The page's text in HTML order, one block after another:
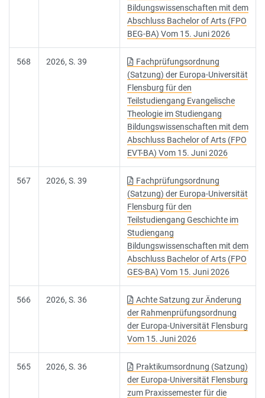
Bildungswissenschaften mit dem
Abschluss Bachelor of Arts (FPO
BEG-BA) Vom 15. Juni 2026
568 2026, S. 39
Fachprüfungsordnung
(Satzung) der Europa-Universität
Flensburg für den
Teilstudiengang Evangelische
Theologie im Studiengang
Bildungswissenschaften mit dem
Abschluss Bachelor of Arts (FPO
EVT-BA) Vom 15. Juni 2026
567 2026, S. 39
Fachprüfungsordnung
(Satzung) der Europa-Universität
Flensburg für den
Teilstudiengang Geschichte im
Studiengang
Bildungswissenschaften mit dem
Abschluss Bachelor of Arts (FPO
GES-BA) Vom 15. Juni 2026
566 2026, S. 36
Achte Satzung zur Änderung
der Rahmenprüfungsordnung
der Europa-Universität Flensburg
Vom 15. Juni 2026
565 2026, S. 36
Praktikumsordnung (Satzung)
der Europa-Universität Flensburg
zum Praxissemester für die